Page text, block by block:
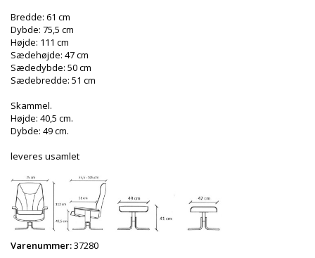
Bredde: 61 cm
Dybde: 75,5 cm
Højde: 111 cm
Sædehøjde: 47 cm
Sædedybde: 50 cm
Sædebredde: 51 cm
Skammel.
Højde: 40,5 cm.
Dybde: 49 cm.
leveres usamlet
Varenummer:37280